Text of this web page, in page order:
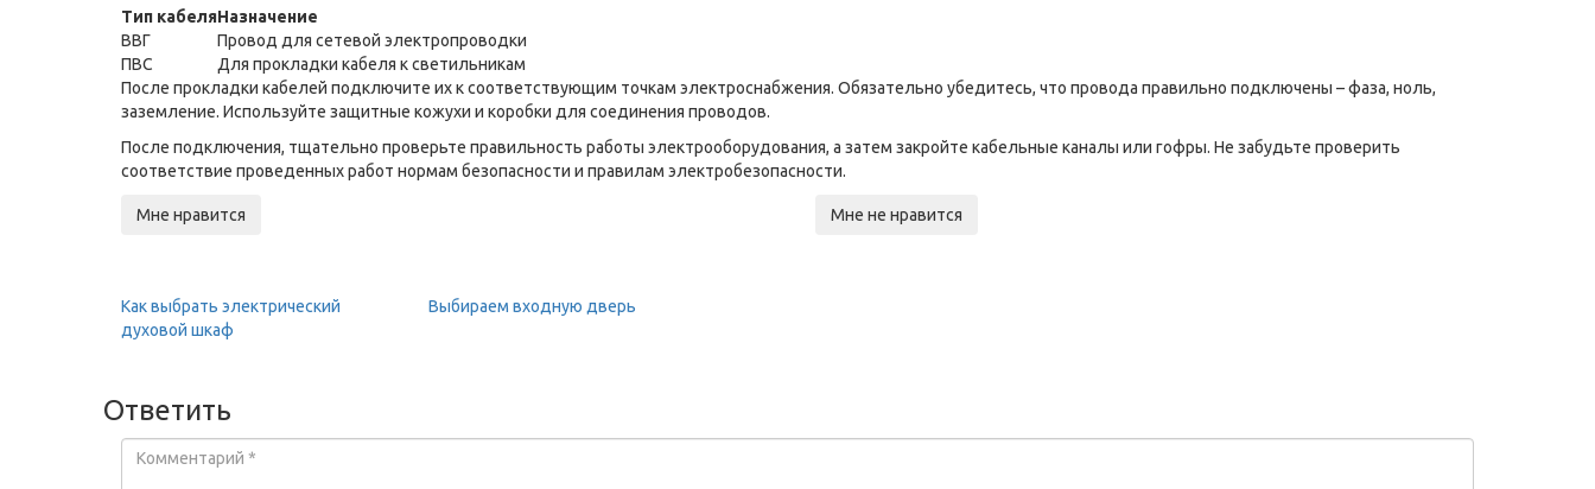
Тип кабеляНазначение
ВВГ
Провод для сетевой электропроводки
ПВС
Для прокладки кабеля к светильникам
После прокладки кабелей подключите их к соответствующим точкам электроснабжения. Обязательно убедитесь, что провода правильно подключены – фаза, ноль,
заземление. Используйте защитные кожухи и коробки для соединения проводов.
После подключения, тщательно проверьте правильность работы электрооборудования, а затем закройте кабельные каналы или гофры. Не забудьте проверить
соответствие проведенных работ нормам безопасности и правилам электробезопасности.
Мне нравится Мне не нравится
Как выбрать электрический
духовой шкаф
Выбираем входную дверь
Ответить